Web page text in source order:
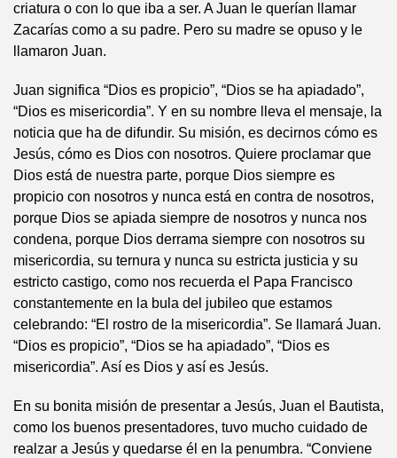
criatura o con lo que iba a ser. A Juan le querían llamar
Zacarías como a su padre. Pero su madre se opuso y le
llamaron Juan.
Juan significa “Dios es propicio”, “Dios se ha apiadado”,
“Dios es misericordia”. Y en su nombre lleva el mensaje, la
noticia que ha de difundir. Su misión, es decirnos cómo es
Jesús, cómo es Dios con nosotros. Quiere proclamar que
Dios está de nuestra parte, porque Dios siempre es
propicio con nosotros y nunca está en contra de nosotros,
porque Dios se apiada siempre de nosotros y nunca nos
condena, porque Dios derrama siempre con nosotros su
misericordia, su ternura y nunca su estricta justicia y su
estricto castigo, como nos recuerda el Papa Francisco
constantemente en la bula del jubileo que estamos
celebrando: “El rostro de la misericordia”. Se llamará Juan.
“Dios es propicio”, “Dios se ha apiadado”, “Dios es
misericordia”. Así es Dios y así es Jesús.
En su bonita misión de presentar a Jesús, Juan el Bautista,
como los buenos presentadores, tuvo mucho cuidado de
realzar a Jesús y quedarse él en la penumbra. “Conviene